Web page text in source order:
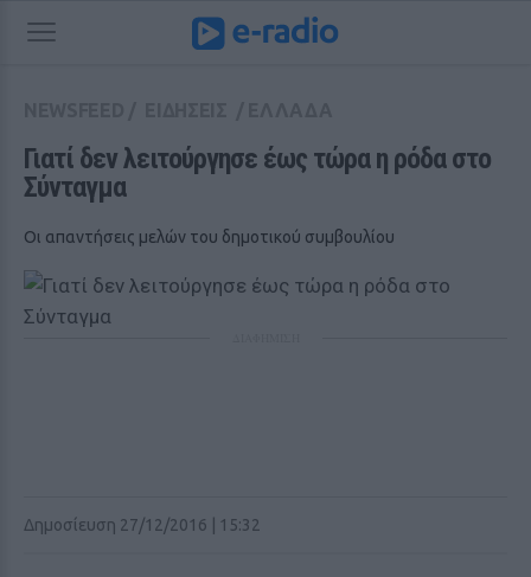
Γιατί δεν λειτούργησε έως τώρα η ρόδα στο
Σύνταγμα
Οι απαντήσεις μελών του δημοτικού συμβουλίου
Δημοσίευση 27/12/2016 | 15:32